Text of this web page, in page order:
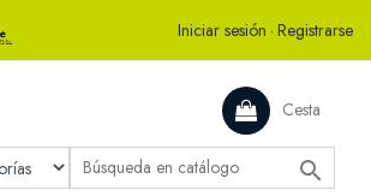
Iniciar sesión · Registrarse
Cesta
